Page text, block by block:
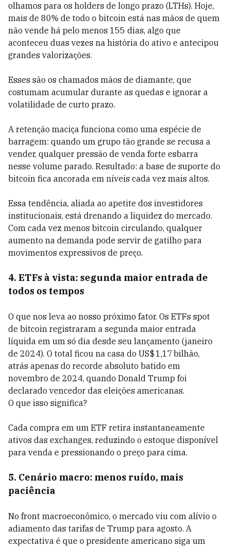
olhamos para os holders de longo prazo (LTHs). Hoje,
mais de 80% de todo o bitcoin está nas mãos de quem
não vende há pelo menos 155 dias, algo que
aconteceu duas vezes na história do ativo e antecipou
grandes valorizações.
Esses são os chamados mãos de diamante, que
costumam acumular durante as quedas e ignorar a
volatilidade de curto prazo.
A retenção maciça funciona como uma espécie de
barragem: quando um grupo tão grande se recusa a
vender, qualquer pressão de venda forte esbarra
nesse volume parado. Resultado: a base de suporte do
bitcoin fica ancorada em níveis cada vez mais altos.
Essa tendência, aliada ao apetite dos investidores
institucionais, está drenando a liquidez do mercado.
Com cada vez menos bitcoin circulando, qualquer
aumento na demanda pode servir de gatilho para
movimentos expressivos de preço.
4. ETFs à vista: segunda maior entrada de
todos os tempos
O que nos leva ao nosso próximo fator. Os ETFs spot
de bitcoin registraram a segunda maior entrada
líquida em um só dia desde seu lançamento (janeiro
de 2024). O total ficou na casa do US$ 1,17 bilhão,
atrás apenas do recorde absoluto batido em
novembro de 2024, quando Donald Trump foi
declarado vencedor das eleições americanas.
O que isso significa?
Cada compra em um ETF retira instantaneamente
ativos das exchanges, reduzindo o estoque disponível
para venda e pressionando o preço para cima.
5. Cenário macro: menos ruído, mais
paciência
No front macroeconômico, o mercado viu com alívio o
adiamento das tarifas de Trump para agosto. A
expectativa é que o presidente americano siga um